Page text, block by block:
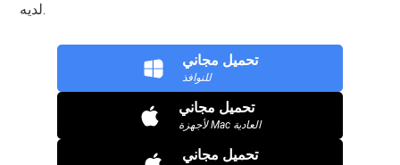
لديه.
تحميل مجاني
للنوافذ
تحميل مجاني
لأجهزة Mac العادية
تحميل مجاني